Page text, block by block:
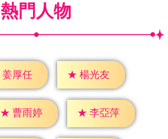
熱門人物
姜厚任 ★ 楊光友
★ 曹雨婷 ★ 李亞萍